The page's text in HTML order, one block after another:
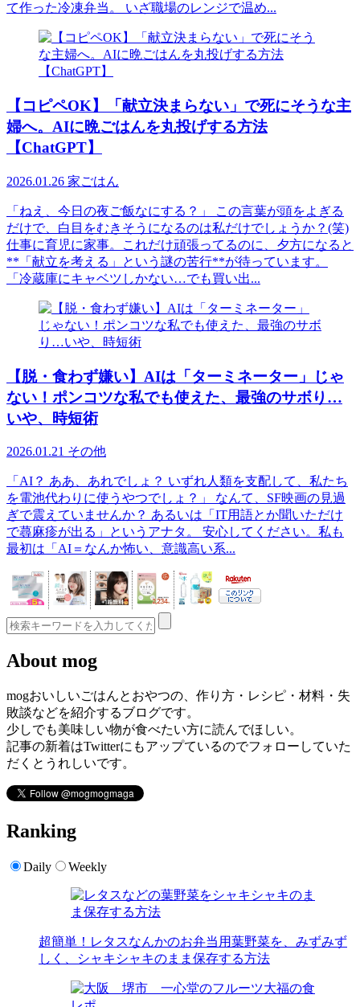
て作った冷凍弁当。 いざ職場のレンジで温め...
【コピペOK】「献立決まらない」で死にそうな主
婦へ。AIに晩ごはんを丸投げする方法
【ChatGPT】
2026.01.26 家ごはん
「ねえ、今日の夜ご飯なにする？」 この言葉が頭をよぎる
だけで、白目をむきそうになるのは私だけでしょうか？(笑)
仕事に育児に家事。これだけ頑張ってるのに、夕方になると
**「献立を考える」という謎の苦行**が待っています。
「冷蔵庫にキャベツしかない…でも買い出...
【脱・食わず嫌い】AIは「ターミネーター」じゃ
ない！ポンコツな私でも使えた、最強のサボり…
いや、時短術
2026.01.21 その他
「AI？ ああ、あれでしょ？ いずれ人類を支配して、私たち
を電池代わりに使うやつでしょ？」 なんて、SF映画の見過
ぎで震えていませんか？ あるいは「IT用語とか聞いただけ
で蕁麻疹が出る」というアナタ。 安心してください。私も
最初は「AI＝なんか怖い、意識高い系...
About mog
mogおいしいごはんとおやつの、作り方・レシピ・材料・失
敗談などを紹介するブログです。
少しでも美味しい物が食べたい方に読んでほしい。
記事の新着はTwitterにもアップているのでフォローしていた
だくとうれしいです。
Ranking
Daily Weekly
超簡単！レタスなんかのお弁当用葉野菜を、みずみず
しく、シャキシャキのまま保存する方法